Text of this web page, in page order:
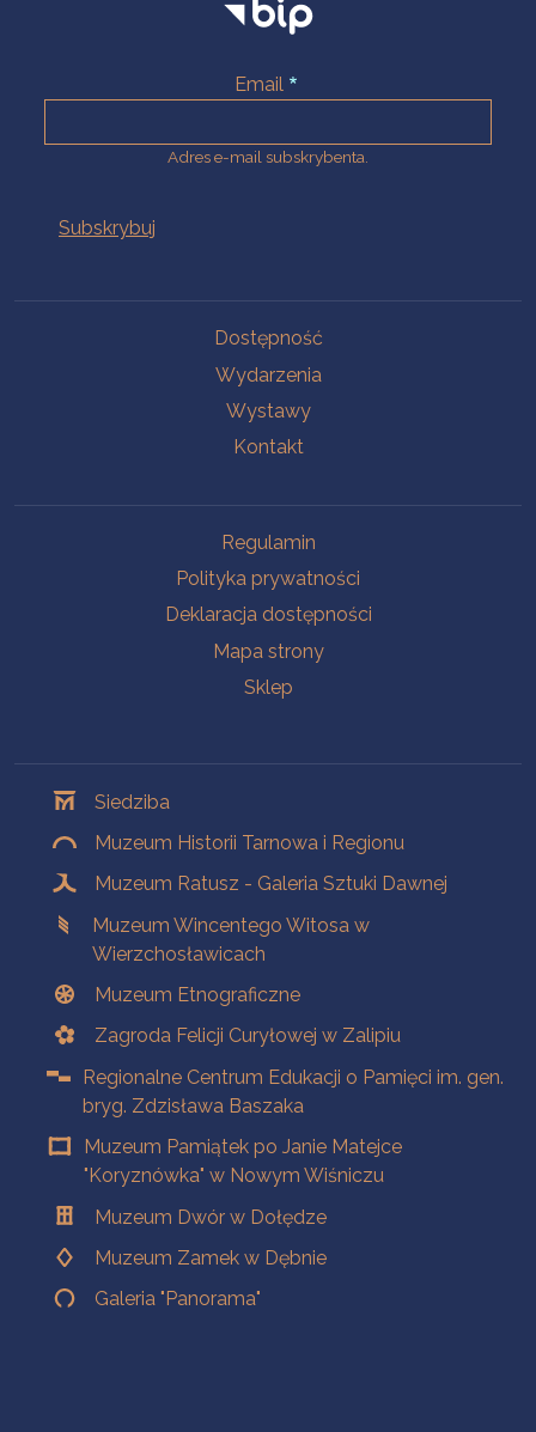
Email
Adres e-mail subskrybenta.
Dostępność
Wydarzenia
Wystawy
Kontakt
Regulamin
Polityka prywatności
Deklaracja dostępności
Mapa strony
Sklep
Siedziba
Muzeum Historii Tarnowa i Regionu
Muzeum Ratusz - Galeria Sztuki Dawnej
Muzeum Wincentego Witosa w
Wierzchosławicach
Muzeum Etnograficzne
Zagroda Felicji Curyłowej w Zalipiu
Regionalne Centrum Edukacji o Pamięci im. gen.
bryg. Zdzisława Baszaka
Muzeum Pamiątek po Janie Matejce
"Koryznówka" w Nowym Wiśniczu
Muzeum Dwór w Dołędze
Muzeum Zamek w Dębnie
Galeria "Panorama"